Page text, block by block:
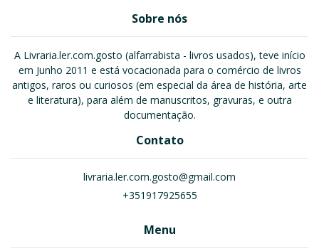
Sobre nós
A Livraria.ler.com.gosto (alfarrabista - livros usados), teve início
em Junho 2011 e está vocacionada para o comércio de livros
antigos, raros ou curiosos (em especial da área de história, arte
e literatura), para além de manuscritos, gravuras, e outra
documentação.
Contato
livraria.ler.com.gosto@gmail.com
+351917925655
Menu